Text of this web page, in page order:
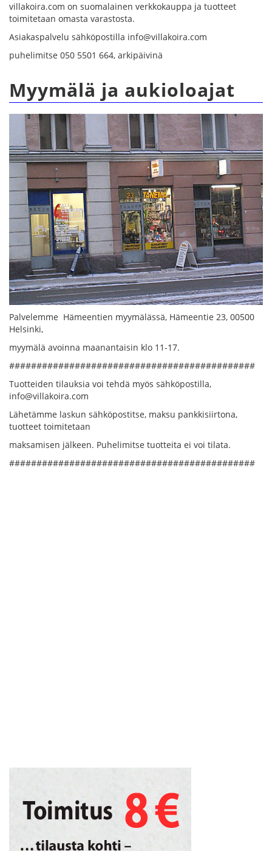
villakoira.com on suomalainen verkkokauppa ja tuotteet
toimitetaan omasta varastosta.
Asiakaspalvelu sähköpostilla info@villakoira.com
puhelimitse 050 5501 664, arkipäivinä
Myymälä ja aukioloajat
Palvelemme Hämeentien myymälässä, Hämeentie 23, 00500
Helsinki,
myymälä avoinna maanantaisin klo 11-17.
#############################################
Tuotteiden tilauksia voi tehdä myös sähköpostilla,
info@villakoira.com
Lähetämme laskun sähköpostitse, maksu pankkisiirtona,
tuotteet toimitetaan
maksamisen jälkeen. Puhelimitse tuotteita ei voi tilata.
#############################################